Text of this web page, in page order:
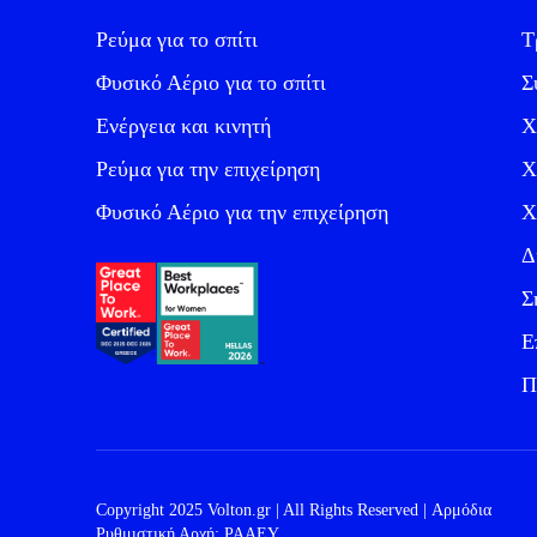
Ρεύμα για το σπίτι
Φυσικό Αέριο για το σπίτι
Ενέργεια και κινητή
Ρεύμα για την επιχείρηση
Φυσικό Αέριο για την επιχείρηση
Copyright 2025 Volton.gr | All Rights Reserved | Αρμόδια